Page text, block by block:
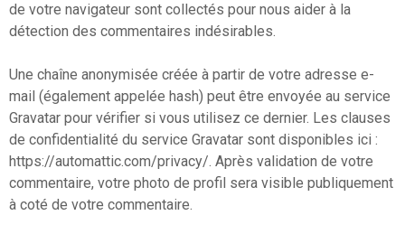
de votre navigateur sont collectés pour nous aider à la
détection des commentaires indésirables.
Une chaîne anonymisée créée à partir de votre adresse e-
mail (également appelée hash) peut être envoyée au service
Gravatar pour vérifier si vous utilisez ce dernier. Les clauses
de confidentialité du service Gravatar sont disponibles ici :
https://automattic.com/privacy/. Après validation de votre
commentaire, votre photo de profil sera visible publiquement
à coté de votre commentaire.